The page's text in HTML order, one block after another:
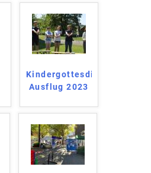
Kindergottesdienst
Ausflug 2023